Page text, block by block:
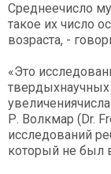
Среднеечисло
такое их число
возраста, -
«Это
Р. Волкмар (Dr.
исследований
который не был